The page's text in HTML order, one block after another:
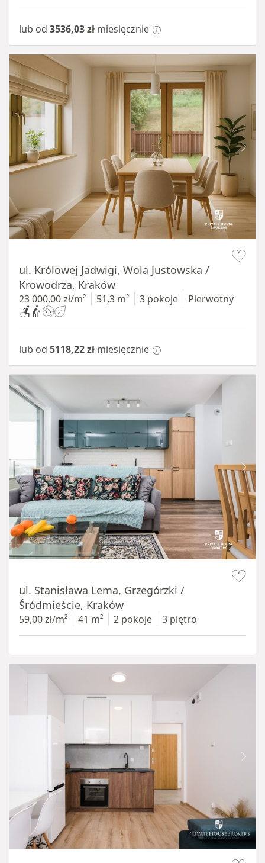
lub od 3536,03 zł miesięcznie
ul. Królowej Jadwigi, Wola Justowska /
Krowodrza, Kraków
23 000,00 zł/m² 51,3 m² 3 pokoje Pierwotny
lub od 5118,22 zł miesięcznie
ul. Stanisława Lema, Grzegórzki /
Śródmieście, Kraków
59,00 zł/m² 41 m² 2 pokoje 3 piętro